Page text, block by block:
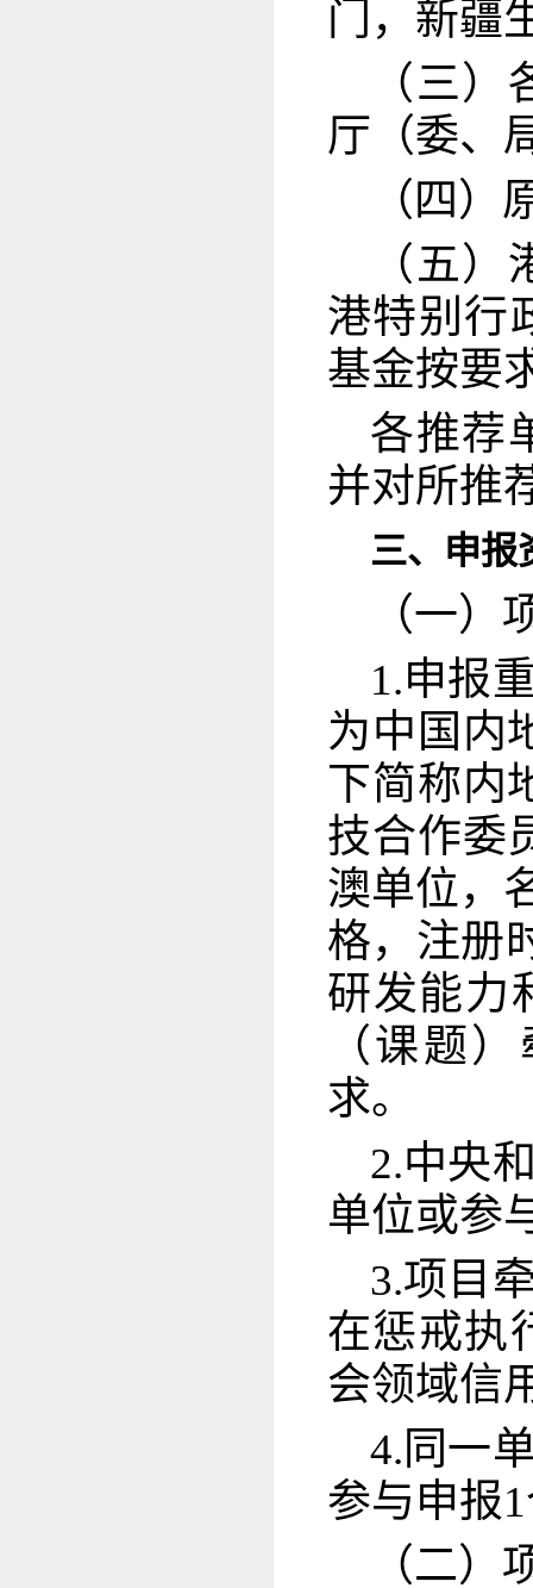
门，新疆
（三
厅（委、
（四
（五
港特别行
基金按要
各推荐
并对所推
三、申报
（一）
1.申报
为中国内
下简称内
技合作委
澳单位，
格，注册
研发能力
（课题
求。
2.中央
单位或参
3.项目
在惩戒执
会领域信
4.同一
参与申报
（二